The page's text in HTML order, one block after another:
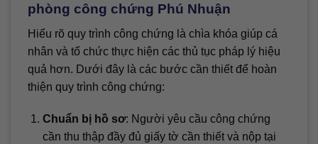
phòng công chứng Phú Nhuận
Hiểu rõ quy trình công chứng là chìa khóa giúp cá
nhân và tổ chức thực hiện các thủ tục pháp lý hiệu
quả hơn. Dưới đây là các bước cần thiết để hoàn
thiện quy trình công chứng:
Chuẩn bị hồ sơ: Người yêu cầu công chứng
cần thu thập đầy đủ giấy tờ cần thiết và nộp tại